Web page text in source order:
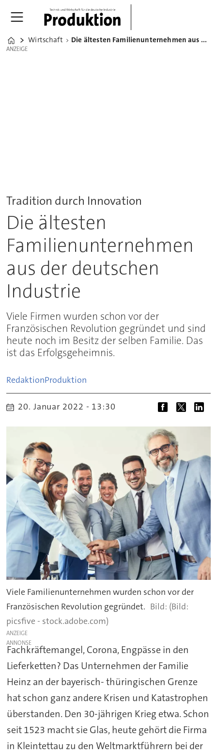
Home
Wirtschaft Die ältesten Familienunternehmen aus der deutschen Industrie
ANZEIGE
ANZEIGE
Tradition durch Innovation
Die ältesten
Familienunternehmen
aus der deutschen
Industrie
Viele Firmen wurden schon vor der
Französischen Revolution gegründet und sind
heute noch im Besitz der selben Familie. Das
ist das Erfolgsgeheimnis.
RedaktionProduktion
20. Januar 2022 - 13:30
Viele Familienunternehmen wurden schon vor der
Französischen Revolution gegründet.
(Bild:
picsfive - stock.adobe.com)
ANZEIGE
Fachkräftemangel, Corona, Engpässe in den
Lieferketten? Das Unternehmen der Familie
Heinz an der bayerisch- thüringischen Grenze
hat schon ganz andere Krisen und Katastrophen
überstanden. Den 30-jährigen Krieg etwa. Schon
seit 1523 macht sie Glas, heute gehört die Firma
in Kleintettau zu den Weltmarktführern bei der